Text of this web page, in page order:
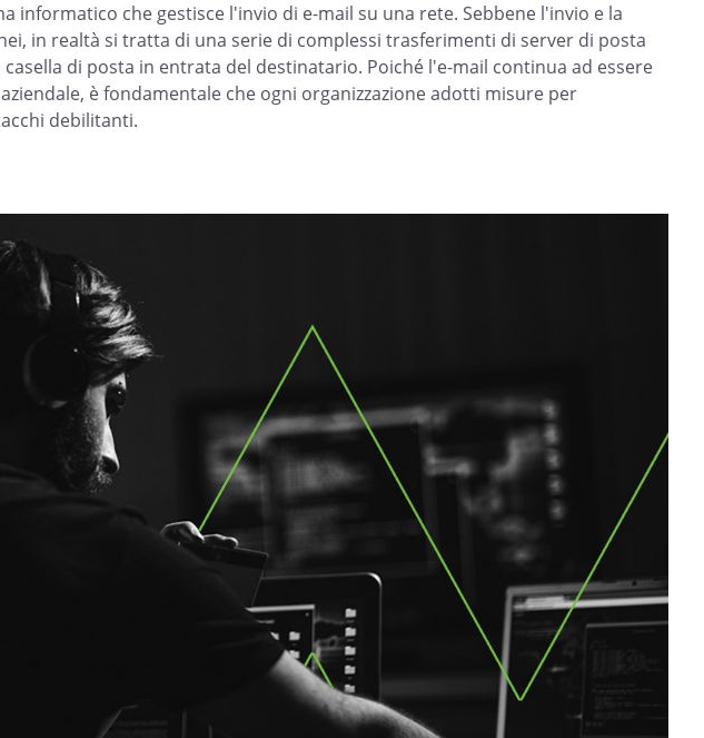
informatico che gestisce l'invio di e-mail su una rete. Sebbene l'invio e la
in realtà si tratta di una serie di complessi trasferimenti di server di posta
di posta in entrata del destinatario. Poiché l'e-mail continua ad essere
è fondamentale che ogni organizzazione adotti misure per
debilitanti.